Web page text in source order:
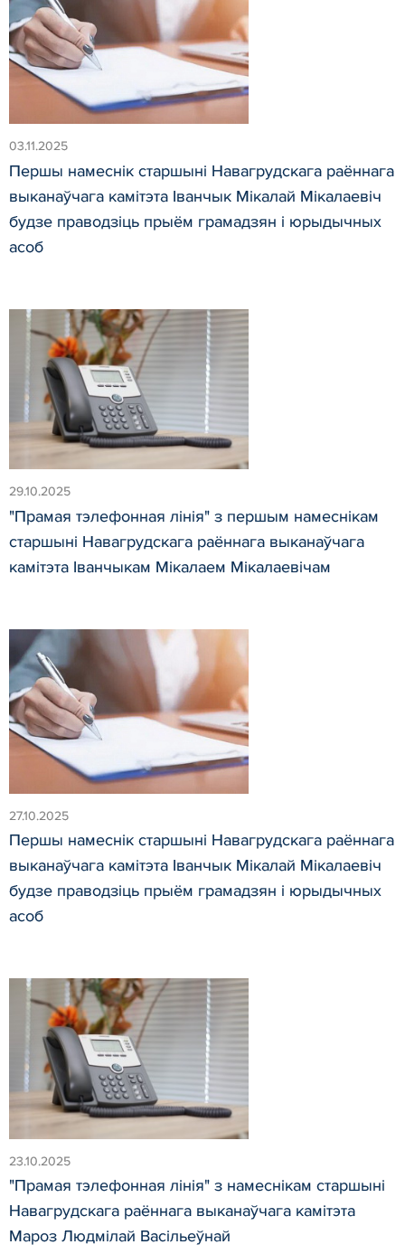
03.11.2025
Першы намеснік старшыні Навагрудскага раённага
выканаўчага камітэта Іванчык Мікалай Мікалаевіч
будзе праводзіць прыём грамадзян і юрыдычных
асоб
29.10.2025
"Прамая тэлефонная лінія" з першым намеснікам
старшыні Навагрудскага раённага выканаўчага
камітэта Іванчыкам Мікалаем Мікалаевічам
27.10.2025
Першы намеснік старшыні Навагрудскага раённага
выканаўчага камітэта Іванчык Мікалай Мікалаевіч
будзе праводзіць прыём грамадзян і юрыдычных
асоб
23.10.2025
"Прамая тэлефонная лінія" з намеснікам старшыні
Навагрудскага раённага выканаўчага камітэта
Мароз Людмілай Васільеўнай